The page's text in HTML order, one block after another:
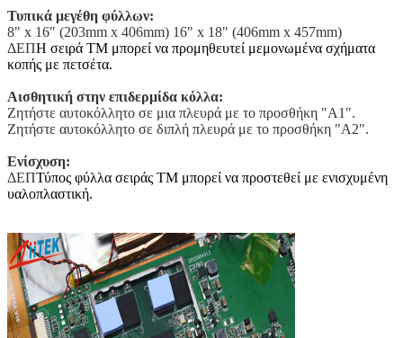
Τυπικά μεγέθη φύλλων:
8" x 16" (203mm x 406mm) 16" x 18" (406mm x 457mm)
ΔΕΠΗ σειρά TM μπορεί να προμηθευτεί μεμονωμένα σχήματα
κοπής με πετσέτα.
Αισθητική στην επιδερμίδα κόλλα:
Ζητήστε αυτοκόλλητο σε μια πλευρά με το προσθήκη "A1".
Ζητήστε αυτοκόλλητο σε διπλή πλευρά με το προσθήκη "A2".
Ενίσχυση:
ΔΕΠΤύπος φύλλα σειράς TM μπορεί να προστεθεί με ενισχυμένη
υαλοπλαστική.